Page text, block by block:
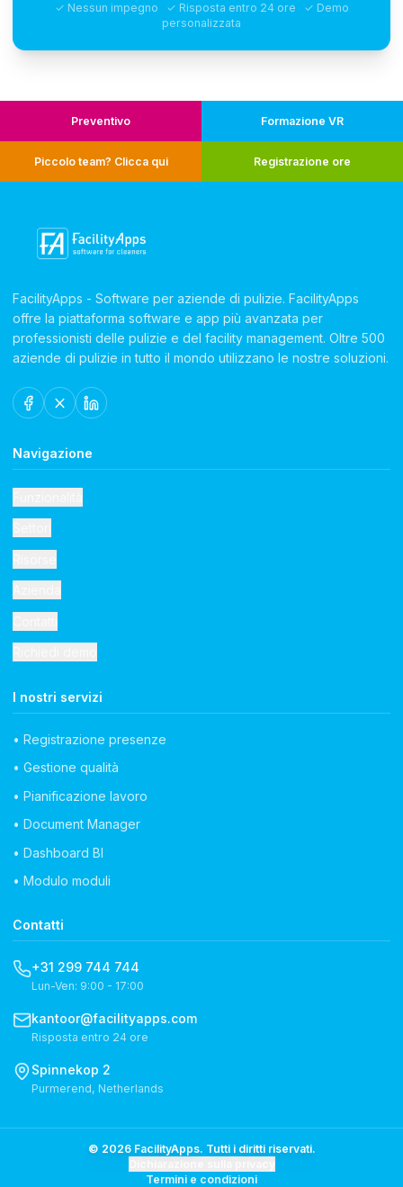
✓ Nessun impegno ✓ Risposta entro 24 ore ✓ Demo
personalizzata
Preventivo Formazione VR
Piccolo team? Clicca qui Registrazione ore
FacilityApps - Software per aziende di pulizie. FacilityApps
offre la piattaforma software e app più avanzata per
professionisti delle pulizie e del facility management. Oltre 500
aziende di pulizie in tutto il mondo utilizzano le nostre soluzioni.
Navigazione
I nostri servizi
• Registrazione presenze
• Gestione qualità
• Pianificazione lavoro
• Document Manager
• Dashboard BI
• Modulo moduli
Contatti
+31 299 744 744
Lun-Ven: 9:00 - 17:00
kantoor@facilityapps.com
Risposta entro 24 ore
Spinnekop 2
Purmerend, Netherlands
© 2026 FacilityApps. Tutti i diritti riservati.
Termini e condizioni